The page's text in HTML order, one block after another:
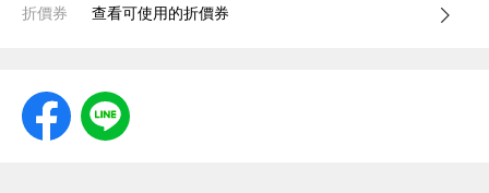
折價券 查看可使用的折價券